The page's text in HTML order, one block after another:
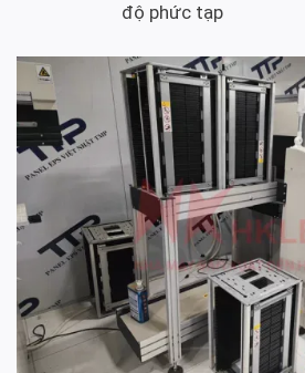
độ phức tạp